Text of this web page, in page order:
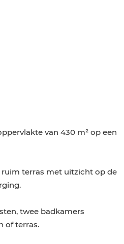
van 430 m² op een
ruim terras met uitzicht op de
twee badkamers
of terras.